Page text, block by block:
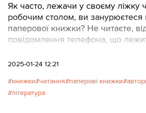
Як часто, лежачи у своєму ліжку
робочим столом, ви занурюєтеся
паперової книжки? Не читаєте,
повідомлення телефона, що
потоку інформації та фейків
переклали есе про те, що не
про сучасні реалії паперових
2025-01-24 12:21
книжки читання паперові книжки
література